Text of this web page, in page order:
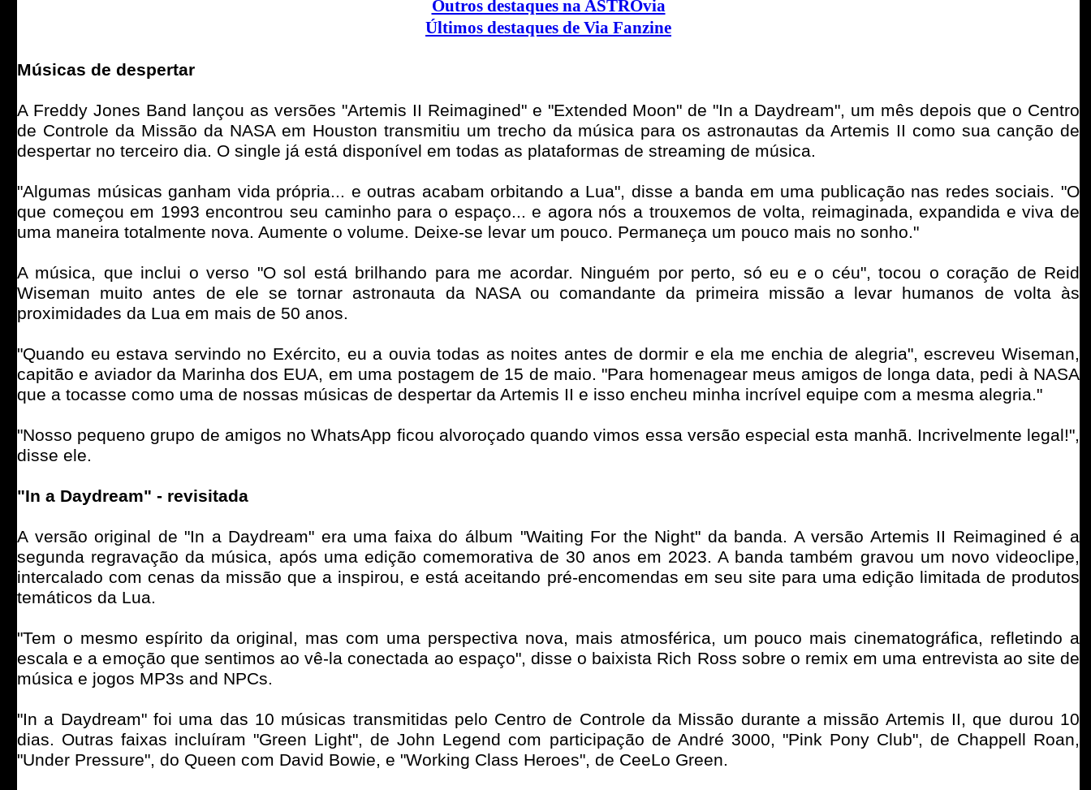
Outros destaques na ASTROvia
Últimos destaques de Via Fanzine
Músicas de despertar
A Freddy Jones Band lançou as versões "Artemis II Reimagined" e "Extended Moon" de "In a Daydream", um mês depois que o Centro
de Controle da Missão da NASA em Houston transmitiu um trecho da música para os astronautas da Artemis II como sua canção de
despertar no terceiro dia. O single já está disponível em todas as plataformas de streaming de música.
"Algumas músicas ganham vida própria... e outras acabam orbitando a Lua", disse a banda em uma publicação nas redes sociais. "O
que começou em 1993 encontrou seu caminho para o espaço... e agora nós a trouxemos de volta, reimaginada, expandida e viva de
uma maneira totalmente nova. Aumente o volume. Deixe-se levar um pouco. Permaneça um pouco mais no sonho."
A música, que inclui o verso "O sol está brilhando para me acordar. Ninguém por perto, só eu e o céu", tocou o coração de Reid
Wiseman muito antes de ele se tornar astronauta da NASA ou comandante da primeira missão a levar humanos de volta às
proximidades da Lua em mais de 50 anos.
"Quando eu estava servindo no Exército, eu a ouvia todas as noites antes de dormir e ela me enchia de alegria", escreveu Wiseman,
capitão e aviador da Marinha dos EUA, em uma postagem de 15 de maio. "Para homenagear meus amigos de longa data, pedi à NASA
que a tocasse como uma de nossas músicas de despertar da Artemis II e isso encheu minha incrível equipe com a mesma alegria."
"Nosso pequeno grupo de amigos no WhatsApp ficou alvoroçado quando vimos essa versão especial esta manhã. Incrivelmente legal!",
disse ele.
"In a Daydream" - revisitada
A versão original de "In a Daydream" era uma faixa do álbum "Waiting For the Night" da banda. A versão Artemis II Reimagined é a
segunda regravação da música, após uma edição comemorativa de 30 anos em 2023. A banda também gravou um novo videoclipe,
intercalado com cenas da missão que a inspirou, e está aceitando pré-encomendas em seu site para uma edição limitada de produtos
temáticos da Lua.
"Tem o mesmo espírito da original, mas com uma perspectiva nova, mais atmosférica, um pouco mais cinematográfica, refletindo a
escala e a emoção que sentimos ao vê-la conectada ao espaço", disse o baixista Rich Ross sobre o remix em uma entrevista ao site de
música e jogos MP3s and NPCs.
"In a Daydream" foi uma das 10 músicas transmitidas pelo Centro de Controle da Missão durante a missão Artemis II, que durou 10
dias. Outras faixas incluíram "Green Light", de John Legend com participação de André 3000, "Pink Pony Club", de Chappell Roan,
"Under Pressure", do Queen com David Bowie, e "Working Class Heroes", de CeeLo Green.